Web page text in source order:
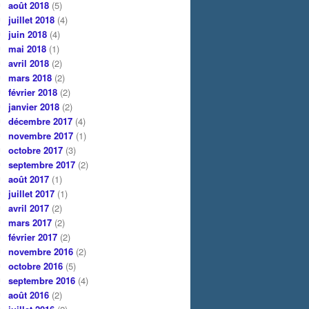
août 2018 (5)
juillet 2018 (4)
juin 2018 (4)
mai 2018 (1)
avril 2018 (2)
mars 2018 (2)
février 2018 (2)
janvier 2018 (2)
décembre 2017 (4)
novembre 2017 (1)
octobre 2017 (3)
septembre 2017 (2)
août 2017 (1)
juillet 2017 (1)
avril 2017 (2)
mars 2017 (2)
février 2017 (2)
novembre 2016 (2)
octobre 2016 (5)
septembre 2016 (4)
août 2016 (2)